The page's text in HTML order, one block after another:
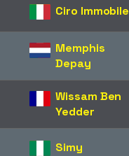
Ciro Immobile
Memphis
Depay
Wissam Ben
Yedder
Simy